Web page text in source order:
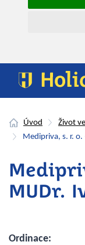
Úvod Život
Medipriva, s. r. o.
MUDr.
Ordinace: